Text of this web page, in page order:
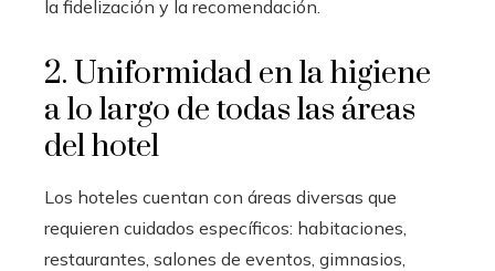
la fidelización y la recomendación.
2. Uniformidad en la higiene
a lo largo de todas las áreas
del hotel
Los hoteles cuentan con áreas diversas que
requieren cuidados específicos: habitaciones,
restaurantes, salones de eventos, gimnasios,